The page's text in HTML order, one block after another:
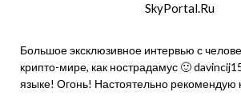
SkyPortal.Ru
Большое эксклюзивное интервью с
крипто-мире, как нострадамус 🙂
языке! Огонь! Настоятельно рекомендую